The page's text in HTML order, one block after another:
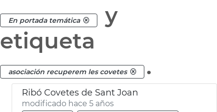
En portada temática
y
etiqueta
asociación recuperem les covetes .
Ribó Covetes de Sant Joan
modificado hace 5 años